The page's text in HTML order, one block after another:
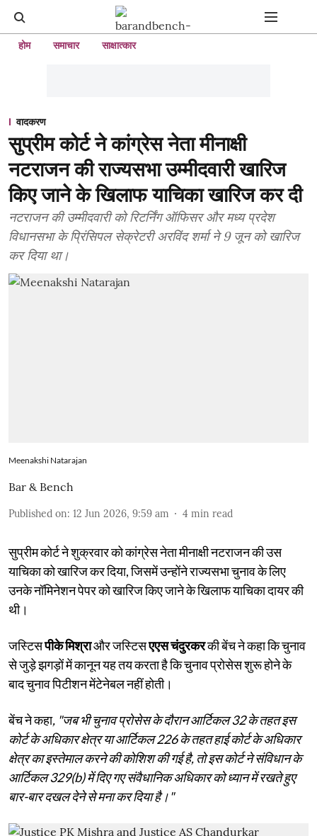
होम समाचार साक्षात्कार
वादकरण
सुप्रीम कोर्ट ने कांग्रेस नेता मीनाक्षी
नटराजन की राज्यसभा उम्मीदवारी खारिज
किए जाने के खिलाफ याचिका खारिज कर दी
नटराजन की उम्मीदवारी को रिटर्निंग ऑफिसर और मध्य प्रदेश
विधानसभा के प्रिंसिपल सेक्रेटरी अरविंद शर्मा ने 9 जून को खारिज
कर दिया था।
Meenakshi Natarajan
Bar & Bench
Published on: 12 Jun 2026, 9:59 am 4 min read
सुप्रीम कोर्ट ने शुक्रवार को कांग्रेस नेता मीनाक्षी नटराजन की उस
याचिका को खारिज कर दिया, जिसमें उन्होंने राज्यसभा चुनाव के लिए
उनके नॉमिनेशन पेपर को खारिज किए जाने के खिलाफ याचिका दायर की
थी।
जस्टिसपीके मिश्राऔर जस्टिसएएस चंदुरकरकी बेंच ने कहा कि चुनाव
से जुड़े झगड़ों में कानून यह तय करता है कि चुनाव प्रोसेस शुरू होने के
बाद चुनाव पिटीशन मेंटेनेबल नहीं होती।
बेंच ने कहा, "जब भी चुनाव प्रोसेस के दौरान आर्टिकल 32 के तहत इस
कोर्ट के अधिकार क्षेत्र या आर्टिकल 226 के तहत हाई कोर्ट के अधिकार
क्षेत्र का इस्तेमाल करने की कोशिश की गई है, तो इस कोर्ट ने संविधान के
आर्टिकल 329(b) में दिए गए संवैधानिक अधिकार को ध्यान में रखते हुए
बार-बार दखल देने से मना कर दिया है।"